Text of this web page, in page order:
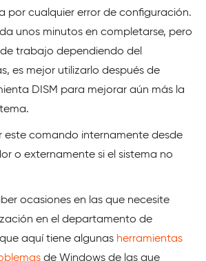
por cualquier error de configuración.
unos minutos en completarse, pero
trabajo dependiendo del
es mejor utilizarlo después de
DISM para mejorar aún más la
este comando internamente desde
o externamente si el sistema no
ocasiones en las que necesite
en el departamento de
aquí tiene algunas herramientas
de Windows de las que